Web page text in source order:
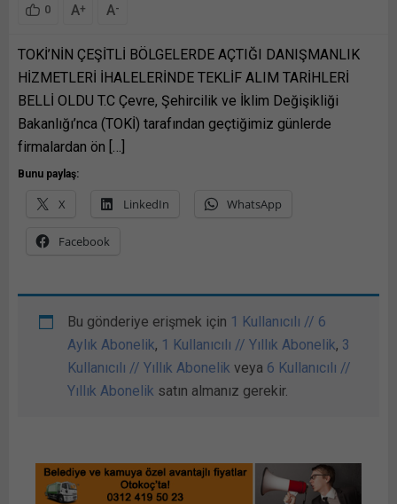
0 A+ A-
TOKİ’NİN ÇEŞİTLİ BÖLGELERDE AÇTIĞI DANIŞMANLIK
HİZMETLERİ İHALELERİNDE TEKLİF ALIM TARİHLERİ
BELLİ OLDU T.C Çevre, Şehircilik ve İklim Değişikliği
Bakanlığı’nca (TOKİ) tarafından geçtiğimiz günlerde
firmalardan ön […]
Bunu paylaş:
X LinkedIn WhatsApp
Facebook
Bu gönderiye erişmek için 1 Kullanıcılı // 6
Aylık Abonelik, 1 Kullanıcılı // Yıllık Abonelik, 3
Kullanıcılı // Yıllık Abonelik veya 6 Kullanıcılı //
Yıllık Abonelik satın almanız gerekir.